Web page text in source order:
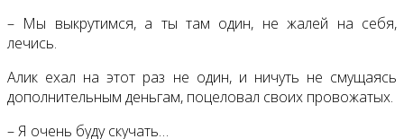
– Мы выкрутимся, а ты там один, не жалей на себя,
лечись.
Алик ехал на этот раз не один, и ничуть не смущаясь
дополнительным деньгам, поцеловал своих провожатых.
– Я очень буду скучать…